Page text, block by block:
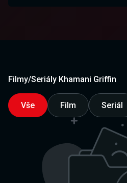
Filmy/Seriály Khamani Griffin
Vše Film Seriál